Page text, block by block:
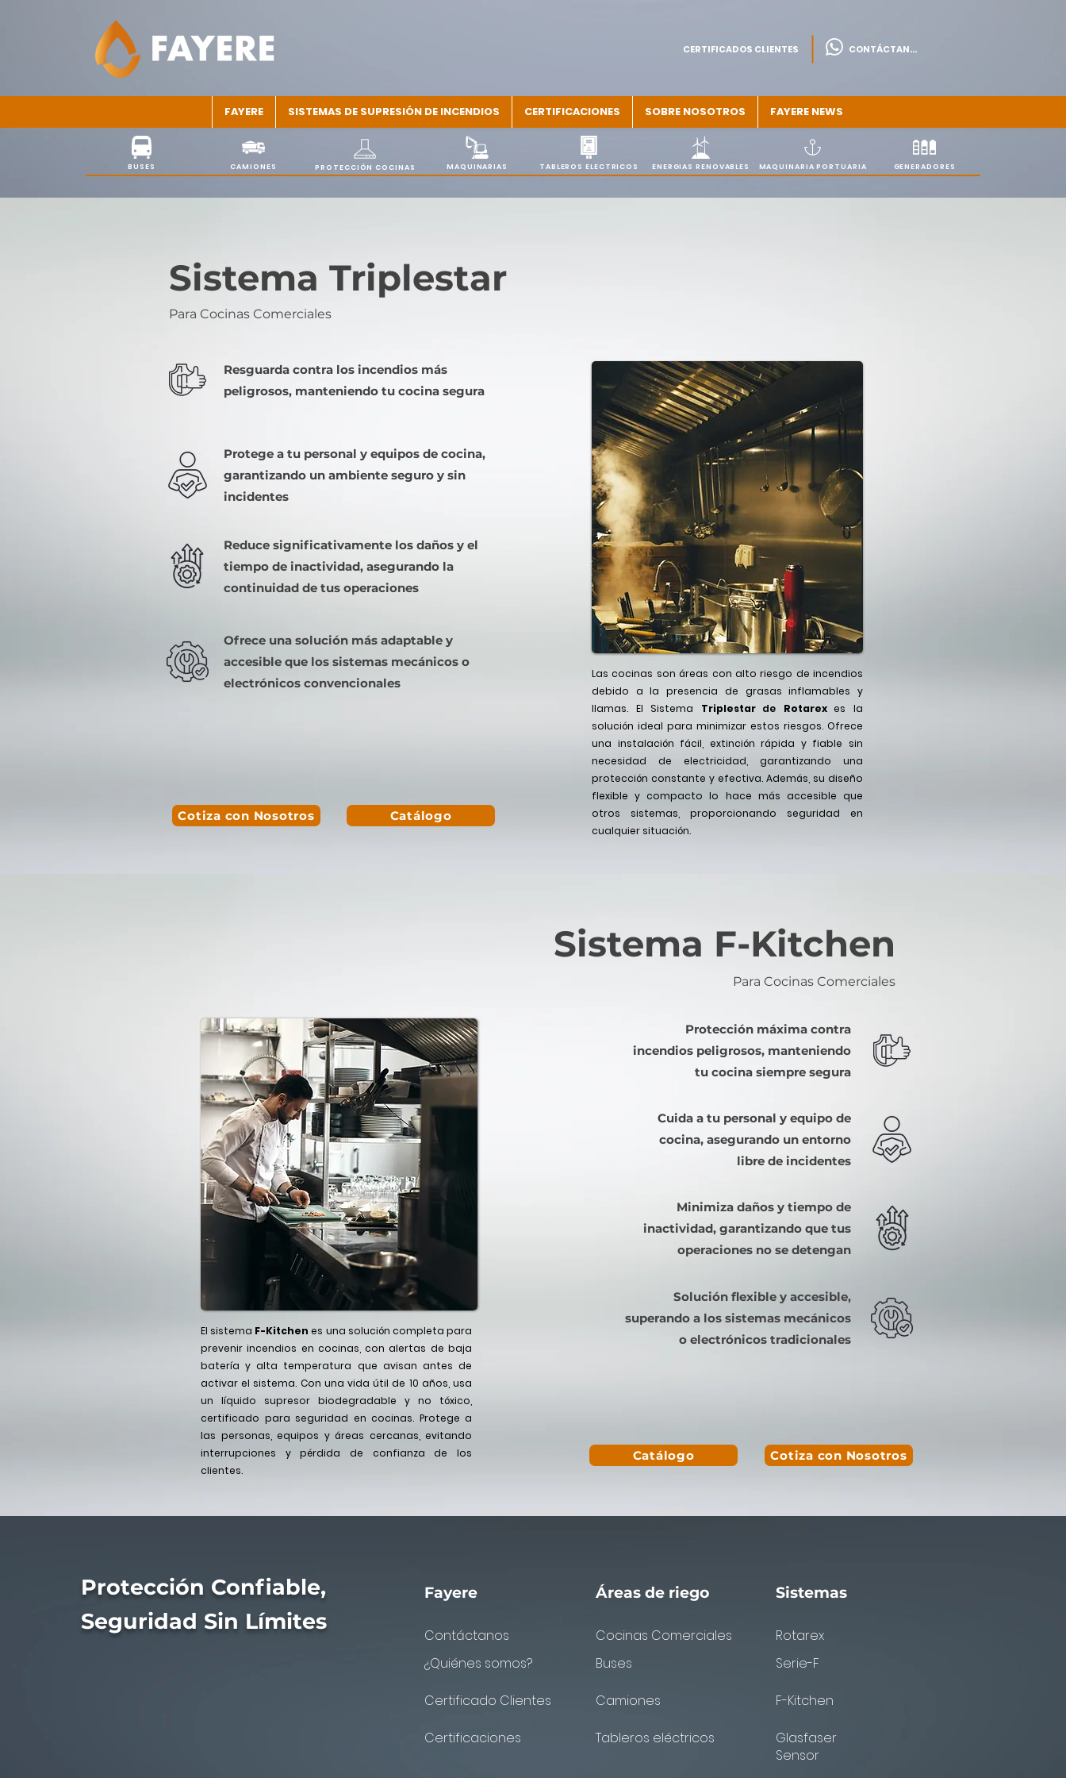
CERTIFICADOS CLIENTES CONTÁCTANOS
FAYERE SISTEMAS DE SUPRESIÓN DE INCENDIOS CERTIFICACIONES SOBRE NOSOTROS FAYERE NEWS
BUSES CAMIONES PROTECCIÓN COCINAS MAQUINARIAS TABLEROS ELECTRICOS ENERGIAS RENOVABLES MAQUINARIA PORTUARIA GENERADORES
Sistema Triplestar
Para Cocinas Comerciales
Resguarda contra los incendios más
peligrosos, manteniendo tu cocina segura
Protege a tu personal y equipos de cocina,
garantizando un ambiente seguro y sin
incidentes
Reduce significativamente los daños y el
tiempo de inactividad, asegurando la
continuidad de tus operaciones
Ofrece una solución más adaptable y
accesible que los sistemas mecánicos o
electrónicos convencionales
Cotiza con Nosotros Catálogo
Las cocinas son áreas con alto riesgo de incendios
debido a la presencia de grasas inflamables y
llamas. El Sistema Triplestar de Rotarex es la
solución ideal para minimizar estos riesgos. Ofrece
una instalación fácil, extinción rápida y fiable sin
necesidad de electricidad, garantizando una
protección constante y efectiva. Además, su diseño
flexible y compacto lo hace más accesible que
otros sistemas, proporcionando seguridad en
cualquier situación.
Sistema F-Kitchen
Para Cocinas Comerciales
El sistema F-Kitchen es una solución completa para
prevenir incendios en cocinas, con alertas de baja
batería y alta temperatura que avisan antes de
activar el sistema. Con una vida útil de 10 años, usa
un líquido supresor biodegradable y no tóxico,
certificado para seguridad en cocinas. Protege a
las personas, equipos y áreas cercanas, evitando
interrupciones y pérdida de confianza de los
clientes.
Protección máxima contra
incendios peligrosos, manteniendo
tu cocina siempre segura
Cuida a tu personal y equipo de
cocina, asegurando un entorno
libre de incidentes
Minimiza daños y tiempo de
inactividad, garantizando que tus
operaciones no se detengan
Solución flexible y accesible,
superando a los sistemas mecánicos
o electrónicos tradicionales
Catálogo Cotiza con Nosotros
Protección Confiable,
Seguridad Sin Límites
Fayere
Contáctanos
¿Quiénes somos?
Certificado Clientes
Certificaciones
Áreas de riego
Cocinas Comerciales
Buses
Camiones
Tableros eléctricos
Sistemas
Rotarex
Serie-F
F-Kitchen
Glasfaser
Sensor